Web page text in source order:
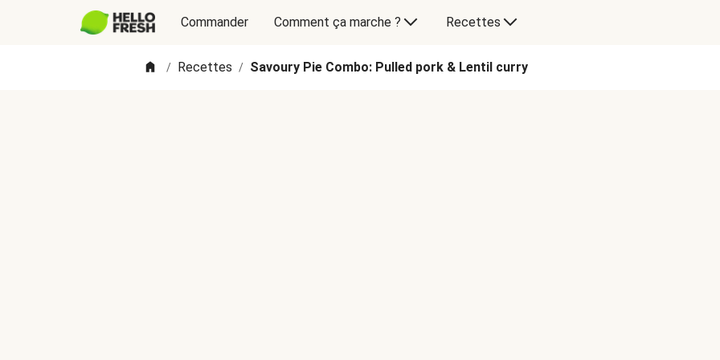
Commander Comment ça marche ? Recettes
/ Recettes / Savoury Pie Combo: Pulled pork & Lentil curry